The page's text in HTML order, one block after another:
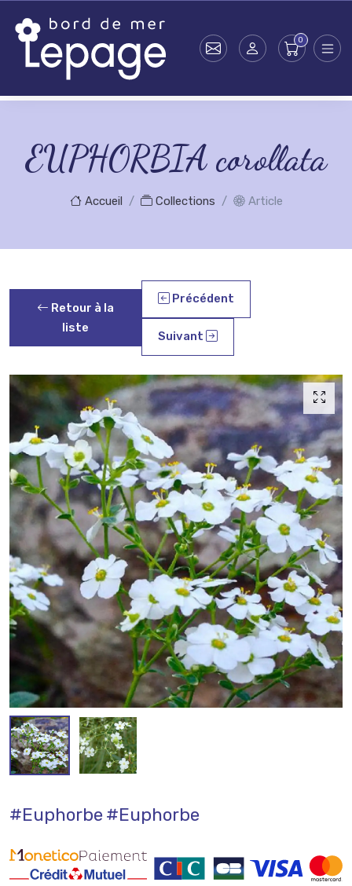
EUPHORBIA corollata
Accueil Collections Article
Retour à la
liste
Précédent
Suivant
#Euphorbe#Euphorbe